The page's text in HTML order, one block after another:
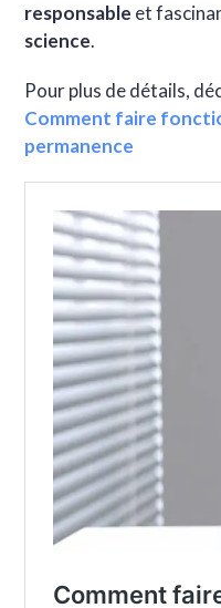
responsable et
science.
Pour plus de détails,
Comment faire
permanence